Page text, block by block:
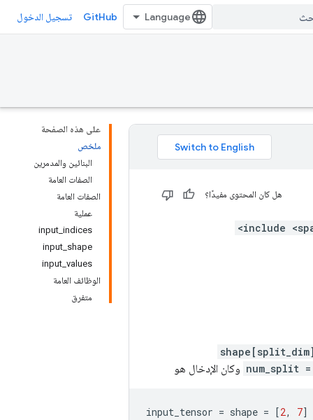
GitHub تسجيل الدخول
على هذه الصفحة
ملخص
البنائين والمدمرين
الصفات العامة
الصفات العامة
عملية
input_indices
input_shape
input_values
الوظائف العامة
متفرق
هل كان المحتوى مفيدًا؟
[0 :
num_split وكان الإدخال هو
input_tensor = shape = [2, 7]